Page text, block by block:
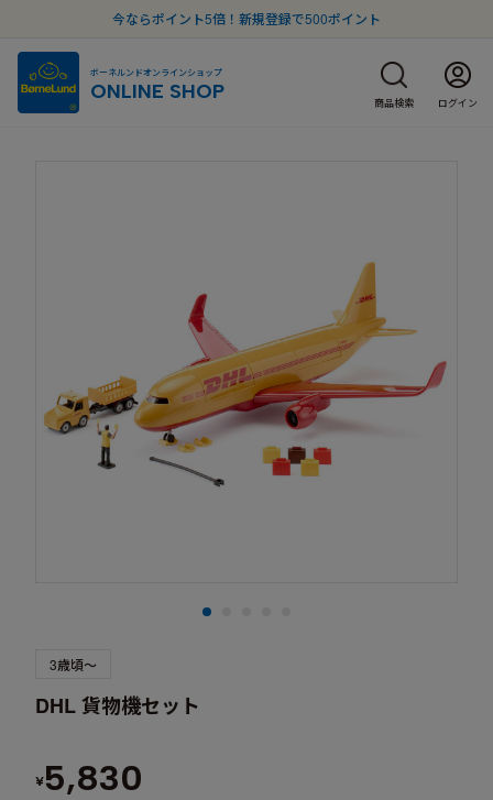
今ならポイント5倍！新規登録で500ポイント
ボーネルンドオンラインショップ
ONLINE SHOP 商品検索 ログイン
3歳頃～
DHL 貨物機セット
¥5,830